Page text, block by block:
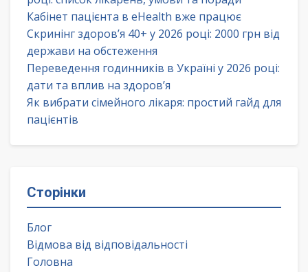
Кабінет пацієнта в eHealth вже працює
Скринінг здоров’я 40+ у 2026 році: 2000 грн від
держави на обстеження
Переведення годинників в Україні у 2026 році:
дати та вплив на здоров’я
Як вибрати сімейного лікаря: простий гайд для
пацієнтів
Сторінки
Блог
Відмова від відповідальності
Головна